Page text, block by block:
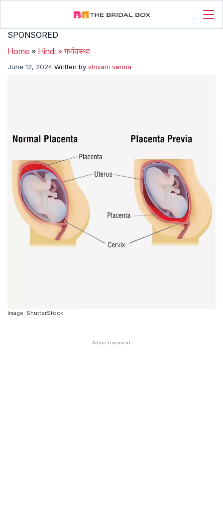
SPONSORED
Home » Hindi »गर्भावस्था
June 12, 2024 Written by shivani verma
Image: ShutterStock